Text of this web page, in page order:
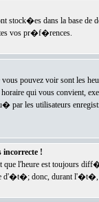
dans la base de
vos pr�f�rences.
vous pouvez voir sont
qui vous convient,
par les utilisateurs
!
que l'heure est toujours
d'�t�; donc, durant